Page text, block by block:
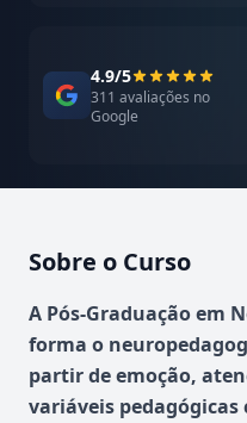
4.9/5
311 avaliações no
Google
Sobre o Curso
Atualizado em abril de
A Pós-Graduação em
forma o
partir de emoção,
variáveis pedagógicas